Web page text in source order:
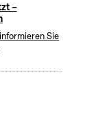
–
Sie